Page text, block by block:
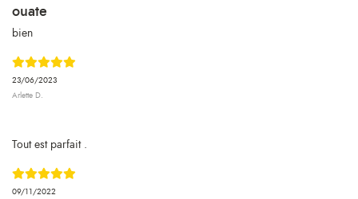
23/06/2023
Arlette D.
ouate
bien
09/11/2022
Tout est parfait .